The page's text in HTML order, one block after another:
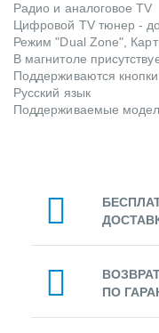
Радио и аналоговое TV
Цифровой TV тюнер -
Режим "Dual Zone",
В магнитоле
Поддерживаются
Русский язык
Поддерживаемые
ПО